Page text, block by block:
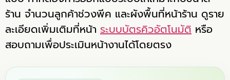
ร้าน จำนวนลูกค้าช่วงพีค และผังพื้นที่หน้าร้าน ดูราย
ละเอียดเพิ่มเติมที่หน้า ระบบบัตรคิวอัตโนมัติ หรือ
สอบถามเพื่อประเมินหน้างานได้โดยตรง